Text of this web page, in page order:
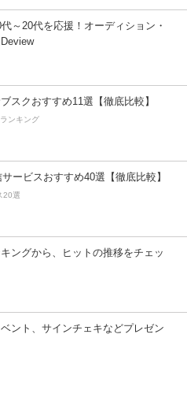
～20代を応援！オーディション・
スクおすすめ11選【徹底比較】
ンキング
ービスおすすめ40選【徹底比較】
20選
ングから、ヒットの推移をチェッ
ント、サインチェキなどプレゼン